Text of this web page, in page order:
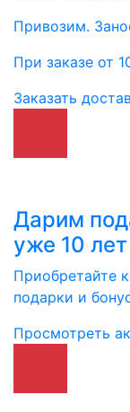
Привозим.
При заказе от
Заказать
Дарим
уже 10 лет
Приобретайте
подарки и
Просмотреть